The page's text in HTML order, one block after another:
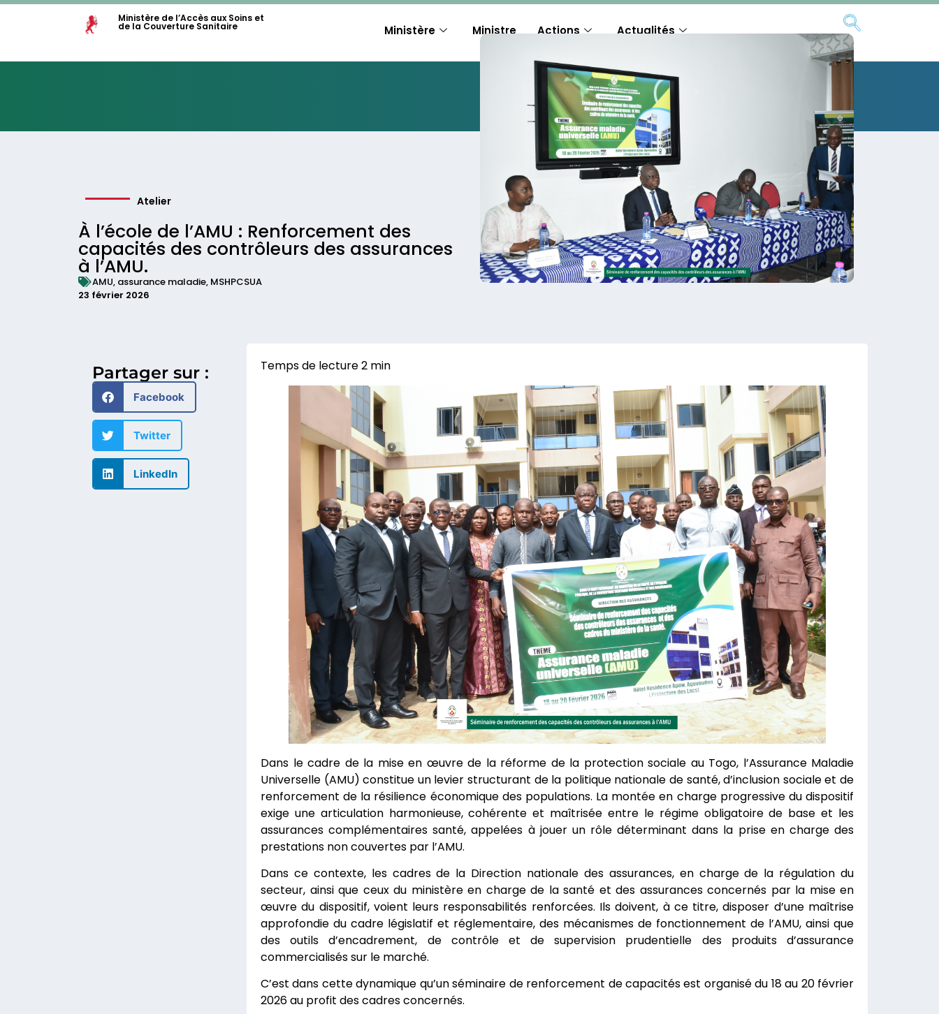
Ministère de l’Accès aux Soins et
de la Couverture Sanitaire Ministère Ministre Actions Actualités
Atelier
À l’école de l’AMU : Renforcement des
capacités des contrôleurs des assurances
à l’AMU.
AMU, assurance maladie, MSHPCSUA
23 février 2026
Partager sur :
Facebook
Twitter
LinkedIn
Dans le cadre de la mise en œuvre de la réforme de la protection sociale au Togo, l’Assurance Maladie
Universelle (AMU) constitue un levier structurant de la politique nationale de santé, d’inclusion sociale et de
renforcement de la résilience économique des populations. La montée en charge progressive du dispositif
exige une articulation harmonieuse, cohérente et maîtrisée entre le régime obligatoire de base et les
assurances complémentaires santé, appelées à jouer un rôle déterminant dans la prise en charge des
prestations non couvertes par l’AMU.
Dans ce contexte, les cadres de la Direction nationale des assurances, en charge de la régulation du
secteur, ainsi que ceux du ministère en charge de la santé et des assurances concernés par la mise en
œuvre du dispositif, voient leurs responsabilités renforcées. Ils doivent, à ce titre, disposer d’une maîtrise
approfondie du cadre législatif et réglementaire, des mécanismes de fonctionnement de l’AMU, ainsi que
des outils d’encadrement, de contrôle et de supervision prudentielle des produits d’assurance
commercialisés sur le marché.
C’est dans cette dynamique qu’un séminaire de renforcement de capacités est organisé du 18 au 20 février
2026 au profit des cadres concernés.